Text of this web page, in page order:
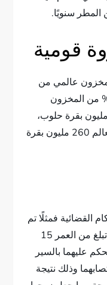
قومية
مخزون عالمي من
المنتج للألبان وذلك بنسبة 17% من المخزون
العالمي، ففي الهند وحدها يوجد 45 مليون بقرة حلوب،
بينما يبلغ مجموعها في جميع دول العالم 260 مليون بقرة
القضائية فمثلًا تم
الحكم على أختين بالاغتصاب الأولى تبلغ من العمر 15
23 عام وتم الحكم عليهما بالسير
وذلك نتيجة